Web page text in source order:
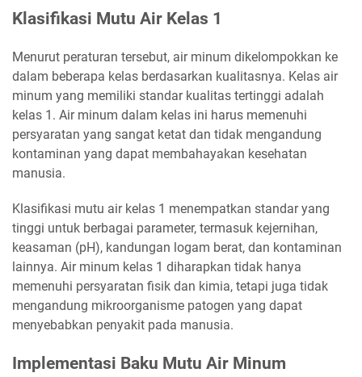
Klasifikasi Mutu Air Kelas 1
Menurut peraturan tersebut, air minum dikelompokkan ke
dalam beberapa kelas berdasarkan kualitasnya. Kelas air
minum yang memiliki standar kualitas tertinggi adalah
kelas 1. Air minum dalam kelas ini harus memenuhi
persyaratan yang sangat ketat dan tidak mengandung
kontaminan yang dapat membahayakan kesehatan
manusia.
Klasifikasi mutu air kelas 1 menempatkan standar yang
tinggi untuk berbagai parameter, termasuk kejernihan,
keasaman (pH), kandungan logam berat, dan kontaminan
lainnya. Air minum kelas 1 diharapkan tidak hanya
memenuhi persyaratan fisik dan kimia, tetapi juga tidak
mengandung mikroorganisme patogen yang dapat
menyebabkan penyakit pada manusia.
Implementasi Baku Mutu Air Minum